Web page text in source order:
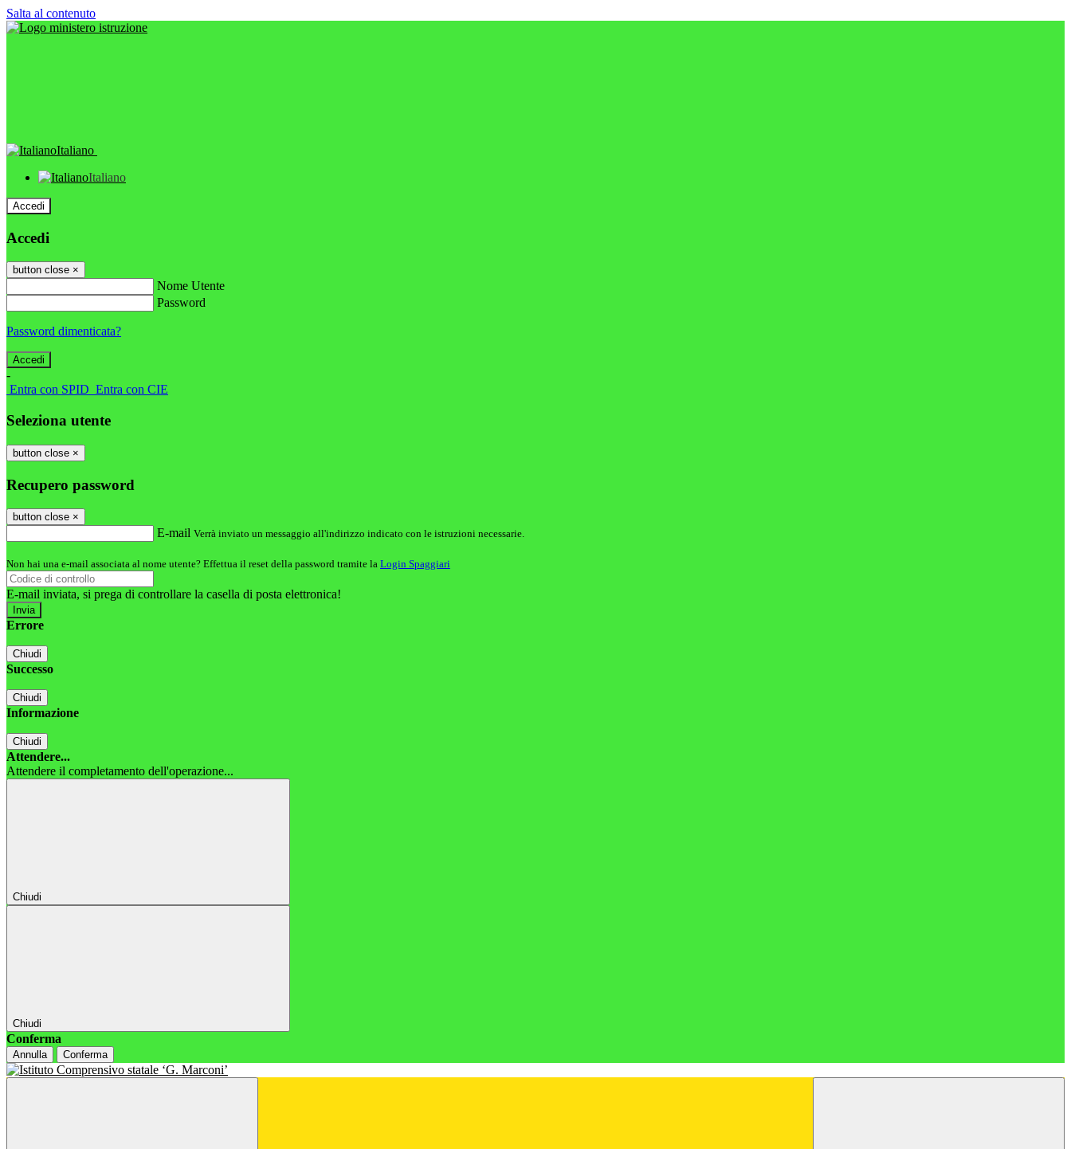
Salta al contenuto
Italiano
Italiano
Accedi
Accedi
button close ×
Nome Utente
Password
Password dimenticata?
-
Entra con SPID Entra con CIE
Seleziona utente
button close ×
Recupero password
button close ×
E-mail Verrà inviato un messaggio all'indirizzo indicato con le istruzioni necessarie.
Non hai una e-mail associata al nome utente? Effettua il reset della password tramite la Login Spaggiari
E-mail inviata, si prega di controllare la casella di posta elettronica!
Errore
Chiudi
Successo
Chiudi
Informazione
Chiudi
Attendere...
Attendere il completamento dell'operazione...
Chiudi
Chiudi
Conferma
Annulla Conferma